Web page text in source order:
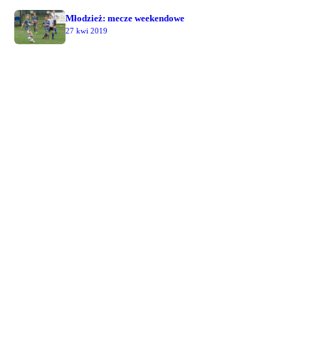
Młodzież: mecze weekendowe
27 kwi 2019